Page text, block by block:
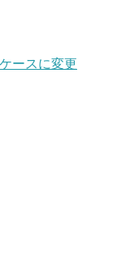
ースに変更